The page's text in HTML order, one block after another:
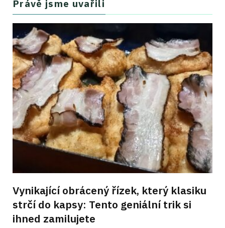
Právě jsme uvařili
Vynikající obrácený řízek, který klasiku
strčí do kapsy: Tento geniální trik si
ihned zamilujete